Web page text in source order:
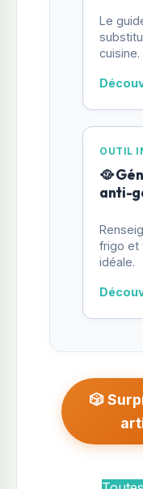
Le
cuisine.
OUTIL
🥘
anti-
frigo et
idéale.
🎲